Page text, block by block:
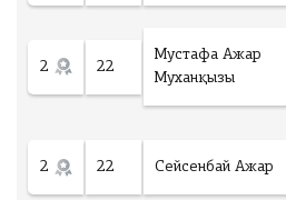
2 22
Мустафа Ажар
Муханқызы
2 22 Сейсенбай Ажар